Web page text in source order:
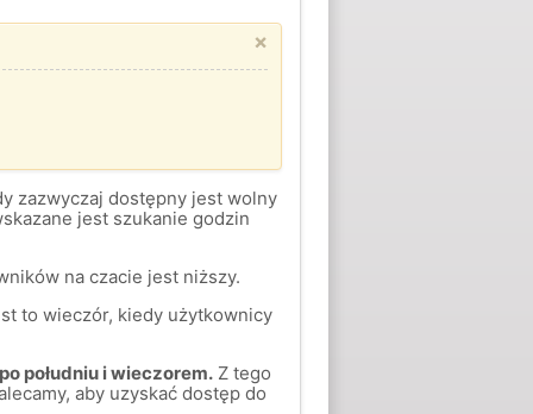
×
zazwyczaj dostępny jest wolny
jest szukanie godzin
na czacie jest niższy.
to wieczór, kiedy użytkownicy
południu i wieczorem.Z tego
aby uzyskać dostęp do